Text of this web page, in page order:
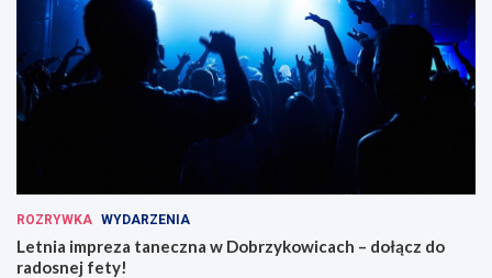
ROZRYWKA WYDARZENIA
Letnia impreza taneczna w Dobrzykowicach – dołącz do
radosnej fety!